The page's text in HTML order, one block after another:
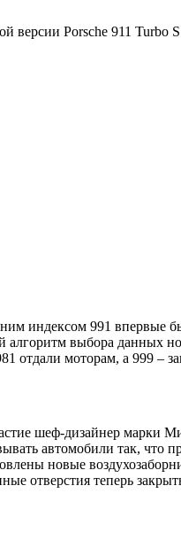
Porsche 911 Turbo
индексом 991 впервые
алгоритм выбора данных
отдали моторам, а 999
шеф-дизайнер марки
автомобили так, что
новые
отверстия теперь